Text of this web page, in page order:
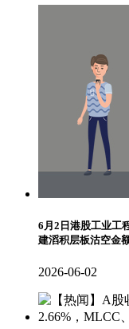
6月2日港股工业工
建滔积层板沽空金
2026-06-02